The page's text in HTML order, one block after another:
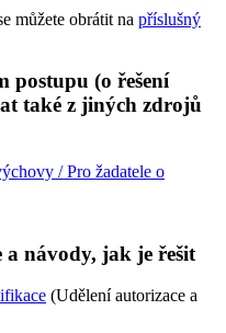
můžete obrátit na příslušný
postupu (o řešení
také z jiných zdrojů
/ Pro žadatele o
a návody, jak je řešit
(Udělení autorizace a